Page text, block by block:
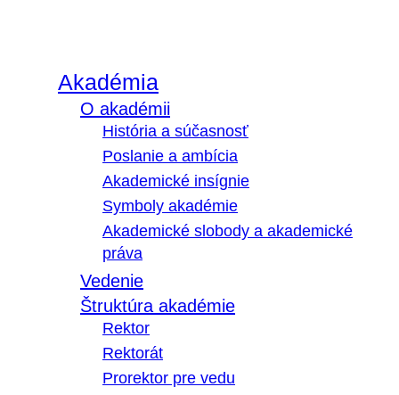
Akadémia
O akadémii
História a súčasnosť
Poslanie a ambícia
Akademické insígnie
Symboly akadémie
Akademické slobody a akademické
práva
Vedenie
Štruktúra akadémie
Rektor
Rektorát
Prorektor pre vedu